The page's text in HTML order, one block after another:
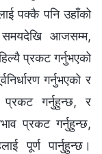
पक्कै पनि उहाँको
समयदेखि आजसम्म,
प्रकट गर्नुभएको
गर्नुभएको र
गर्नुहुन्छ, र
प्रकट गर्नुहुन्छ,
पूर्ण पार्नुहुन्छ।